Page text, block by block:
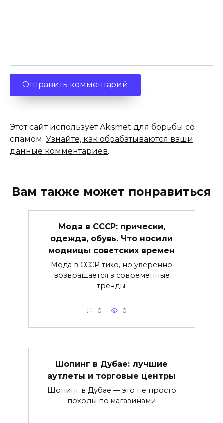
Этот сайт использует Akismet для борьбы со
спамом. Узнайте, как обрабатываются ваши
данные комментариев.
Вам также может понравиться
Мода в СССР: прически,
одежда, обувь. Что носили
модницы советских времен
Мода в СССР тихо, но уверенно
возвращается в современные
тренды.
0 0
Шопинг в Дубае: лучшие
аутлеты и торговые центры
Шопинг в Дубае — это не просто
походы по магазинами